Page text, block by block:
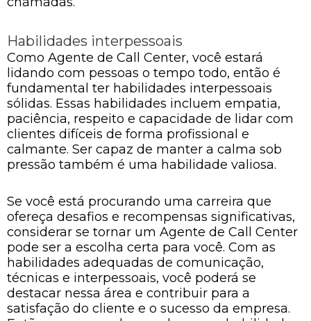
Habilidades interpessoais
Como Agente de Call Center, você estará
lidando com pessoas o tempo todo, então é
fundamental ter habilidades interpessoais
sólidas. Essas habilidades incluem empatia,
paciência, respeito e capacidade de lidar com
clientes difíceis de forma profissional e
calmante. Ser capaz de manter a calma sob
pressão também é uma habilidade valiosa.
Se você está procurando uma carreira que
ofereça desafios e recompensas significativas,
considerar se tornar um Agente de Call Center
pode ser a escolha certa para você. Com as
habilidades adequadas de comunicação,
técnicas e interpessoais, você poderá se
destacar nessa área e contribuir para a
satisfação do cliente e o sucesso da empresa.